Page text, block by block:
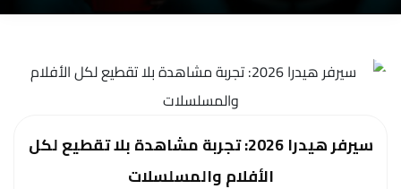
سيرفر هيدرا 2026: تجربة مشاهدة بلا تقطيع لكل
الأفلام والمسلسلات